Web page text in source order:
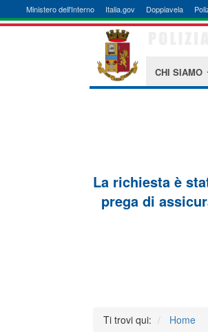
Ministero dell'Interno Italia.gov Doppiavela
CHI SIAMO
La richiesta è
prega di
Ti trovi qui: Home